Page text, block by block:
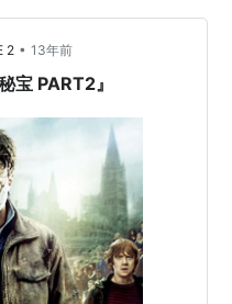
2 • 13年前
宝 PART2』